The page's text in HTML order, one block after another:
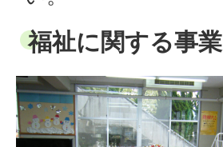
福祉に関する事業